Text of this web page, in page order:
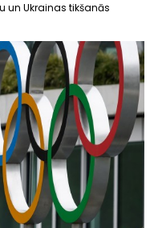
un Ukrainas tikšanās